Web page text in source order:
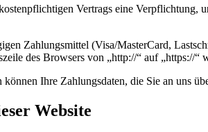
Vertrags eine
Zahlungsmittel (Visa/MasterCard,
des Browsers von „http://“ auf „https://
Ihre Zahlungsdaten, die Sie an uns
Website